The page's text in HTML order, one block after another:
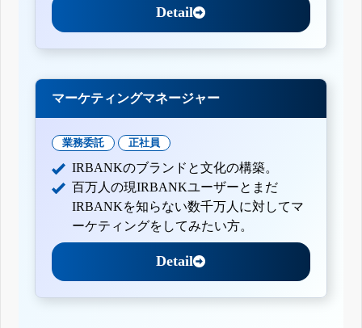
Detail
マーケティングマネージャー
業務委託 正社員
IRBANKのブランドと文化の構築。
百万人の現IRBANKユーザーとまだ
IRBANKを知らない数千万人に対してマ
ーケティングをしてみたい方。
Detail